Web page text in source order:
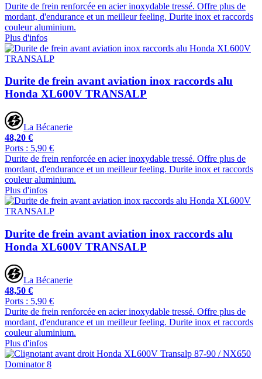
Durite de frein renforcée en acier inoxydable tressé. Offre plus de
mordant, d'endurance et un meilleur feeling. Durite inox et raccords
couleur aluminium.
Plus d'infos
Durite de frein avant aviation inox raccords alu
Honda XL600V TRANSALP
La Bécanerie
48,20 €
Ports : 5,90 €
Durite de frein renforcée en acier inoxydable tressé. Offre plus de
mordant, d'endurance et un meilleur feeling. Durite inox et raccords
couleur aluminium.
Plus d'infos
Durite de frein avant aviation inox raccords alu
Honda XL600V TRANSALP
La Bécanerie
48,50 €
Ports : 5,90 €
Durite de frein renforcée en acier inoxydable tressé. Offre plus de
mordant, d'endurance et un meilleur feeling. Durite inox et raccords
couleur aluminium.
Plus d'infos